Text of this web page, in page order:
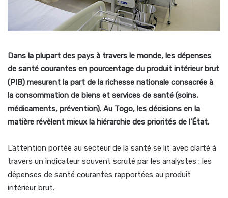
Dans la plupart des pays à travers le monde, les dépenses
de santé courantes en pourcentage du produit intérieur brut
(PIB) mesurent la part de la richesse nationale consacrée à
la consommation de biens et services de santé (soins,
médicaments, prévention). Au Togo, les décisions en la
matière révèlent mieux la hiérarchie des priorités de l’État.
L’attention portée au secteur de la santé se lit avec clarté à
travers un indicateur souvent scruté par les analystes : les
dépenses de santé courantes rapportées au produit
intérieur brut.